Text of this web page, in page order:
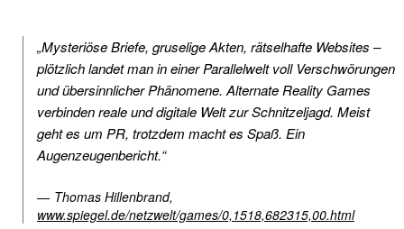
„Mysteriöse Briefe, gruselige Akten, rätselhafte Websites –
plötzlich landet man in einer Parallelwelt voll Verschwörungen
und übersinnlicher Phänomene. Alternate Reality Games
verbinden reale und digitale Welt zur Schnitzeljagd. Meist
geht es um PR, trotzdem macht es Spaß. Ein
Augenzeugenbericht.“
Thomas Hillenbrand,
www.spiegel.de/netzwelt/games/0,1518,682315,00.html